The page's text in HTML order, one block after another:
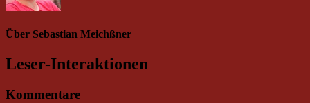
Über Sebastian Meichßner
Leser-Interaktionen
Kommentare